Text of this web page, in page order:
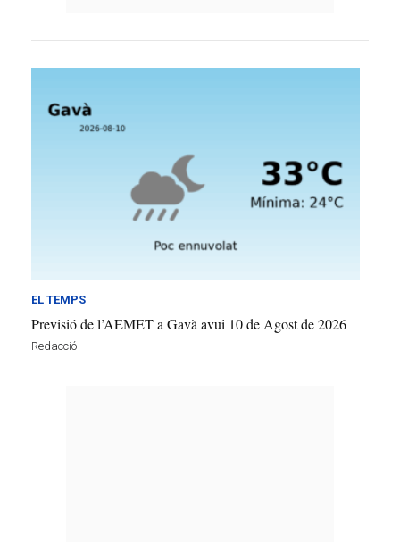
EL TEMPS
Previsió de l’AEMET a Gavà avui 10 de Agost de 2026
Redacció